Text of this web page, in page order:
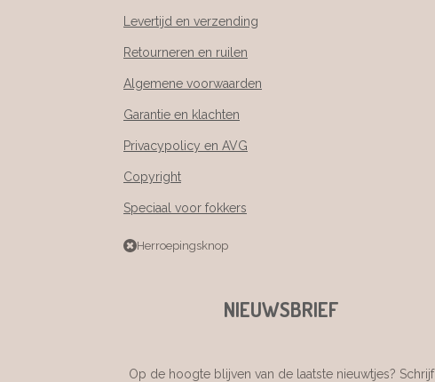
Levertijd en verzending
Retourneren en ruilen
Algemene voorwaarden
Garantie en klachten
Privacypolicy en AVG
Copyright
Speciaal voor fokkers
Herroepingsknop
NIEUWSBRIEF
Op de hoogte blijven van de laatste nieuwtjes? Schrijf